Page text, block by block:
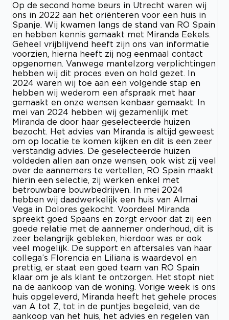
Op de second home beurs in Utrecht waren wij
ons in 2022 aan het oriënteren voor een huis in
Spanje. Wij kwamen langs de stand van RO Spain
en hebben kennis gemaakt met Miranda Eekels.
Geheel vrijblijvend heeft zijn ons van informatie
voorzien, hierna heeft zij nog eenmaal contact
opgenomen. Vanwege mantelzorg verplichtingen
hebben wij dit proces even on hold gezet. In
2024 waren wij toe aan een volgende stap en
hebben wij wederom een afspraak met haar
gemaakt en onze wensen kenbaar gemaakt. In
mei van 2024 hebben wij gezamenlijk met
Miranda de door haar geselecteerde huizen
bezocht. Het advies van Miranda is altijd geweest
om op locatie te komen kijken en dit is een zeer
verstandig advies. De geselecteerde huizen
voldeden allen aan onze wensen, ook wist zij veel
over de aannemers te vertellen, RO Spain maakt
hierin een selectie, zij werken enkel met
betrouwbare bouwbedrijven. In mei 2024
hebben wij daadwerkelijk een huis van Almai
Vega in Dolores gekocht. Voordeel Miranda
spreekt goed Spaans en zorgt ervoor dat zij een
goede relatie met de aannemer onderhoud, dit is
zeer belangrijk gebleken, hierdoor was er ook
veel mogelijk. De support en aftersales van haar
collega’s Florencia en Liliana is waardevol en
prettig, er staat een goed team van RO Spain
klaar om je als klant te ontzorgen. Het stopt niet
na de aankoop van de woning. Vorige week is ons
huis opgeleverd, Miranda heeft het gehele proces
van A tot Z, tot in de puntjes begeleid, van de
aankoop van het huis, het advies en regelen van